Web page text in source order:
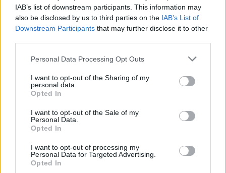
IAB’s list of downstream participants. This information may
also be disclosed by us to third parties on the IAB’s List of
Downstream Participants that may further disclose it to other
Please note that this website/app uses one or more Google
not limited to your visit or usage behaviour. You may click to
grant or deny consent to Google and its third-party tags to
use your data for below specified purposes in below Google
consent section.
Personal Data Processing Opt Outs
I want to opt-out of the Sharing of my
personal data.
Opted In
I want to opt-out of the Sale of my
Personal Data.
Opted In
I want to opt-out of processing my
Personal Data for Targeted Advertising.
Opted In
megkoronázásakor a magyarok rajongásig szeretett
királynéja lett. Szoros barátság fűzte a daliás Andrássy
Az ország – régi hagyomány szerint – a gödöllői
Grassalkovich-kastélyt adta ajándékba a királynak, ez
a hely lett Korfu mellett Erzsébet igazi otthona.
gödöllői kastély lovardája is segítette ambícióját, hogy ő
legyen Európa legkiválóbb hölgylovasa. Amikor